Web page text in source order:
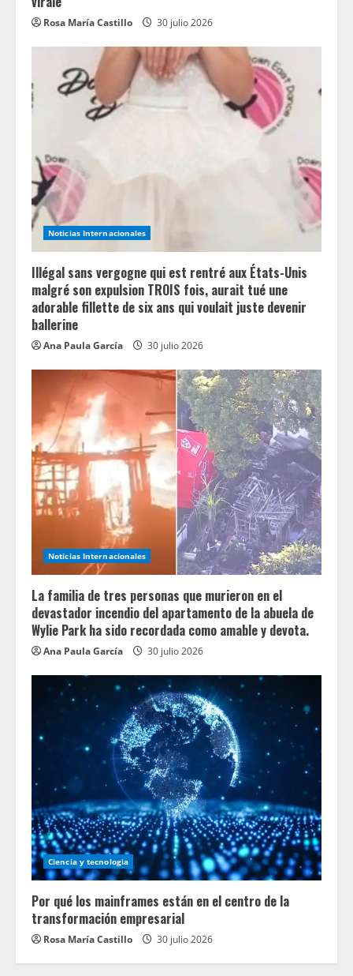
Rosa María Castillo 30 julio 2026
Noticias Internacionales
Illégal sans vergogne qui est rentré aux États-Unis
malgré son expulsion TROIS fois, aurait tué une
adorable fillette de six ans qui voulait juste devenir
ballerine
Ana Paula García 30 julio 2026
Noticias Internacionales
La familia de tres personas que murieron en el
devastador incendio del apartamento de la abuela de
Wylie Park ha sido recordada como amable y devota.
Ana Paula García 30 julio 2026
Ciencia y tecnologia
Por qué los mainframes están en el centro de la
transformación empresarial
Rosa María Castillo 30 julio 2026